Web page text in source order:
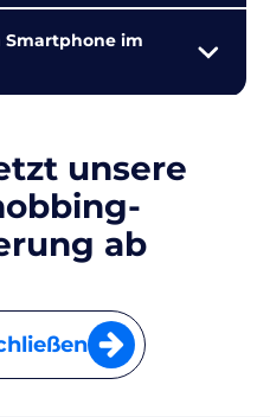
im
unsere
ab